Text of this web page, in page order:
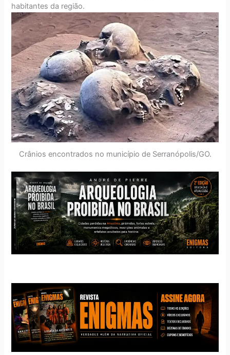
habitantes da região.
Crânios encontrados no município de Serranópolis/GO.